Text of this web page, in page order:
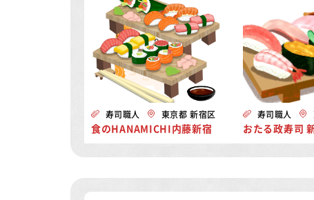
寿司職人 東京都 新宿区
食のHANAMICHI内藤新宿
寿司職人
おたる政寿司